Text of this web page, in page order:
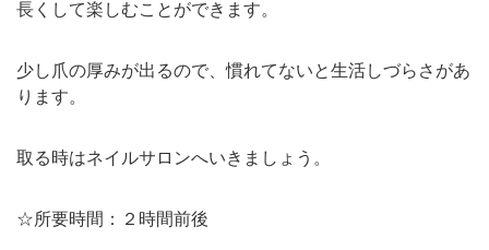
長くして楽しむことができます。
少し爪の厚みが出るので、慣れてないと生活しづらさがあ
ります。
取る時はネイルサロンへいきましょう。
☆所要時間：２時間前後